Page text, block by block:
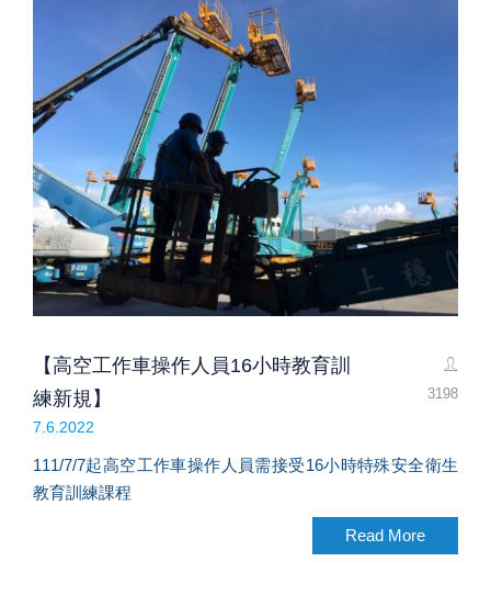
3198
【高空工作車操作人員16小時教育訓
練新規】
7.6.2022
111/7/7起高空工作車操作人員需接受16小時特殊安全衛生
教育訓練課程
Read More